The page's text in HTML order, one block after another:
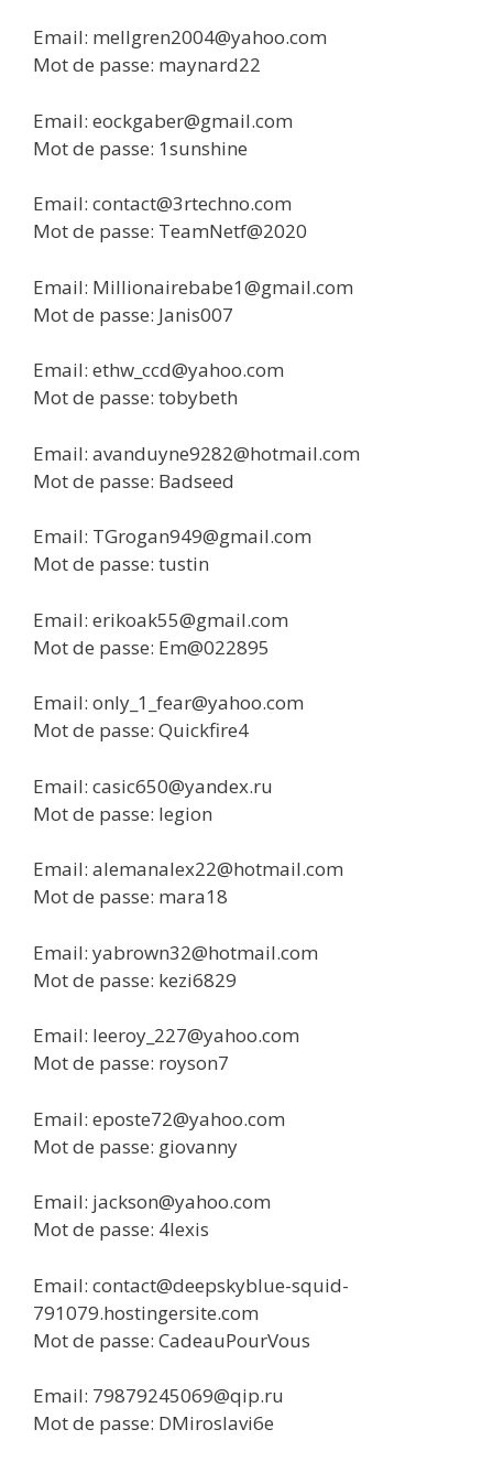
Email: mellgren2004@yahoo.com
Mot de passe: maynard22
Email: eockgaber@gmail.com
Mot de passe: 1sunshine
Email: contact@3rtechno.com
Mot de passe: TeamNetf@2020
Email: Millionairebabe1@gmail.com
Mot de passe: Janis007
Email: ethw_ccd@yahoo.com
Mot de passe: tobybeth
Email: avanduyne9282@hotmail.com
Mot de passe: Badseed
Email: TGrogan949@gmail.com
Mot de passe: tustin
Email: erikoak55@gmail.com
Mot de passe: Em@022895
Email: only_1_fear@yahoo.com
Mot de passe: Quickfire4
Email: casic650@yandex.ru
Mot de passe: legion
Email: alemanalex22@hotmail.com
Mot de passe: mara18
Email: yabrown32@hotmail.com
Mot de passe: kezi6829
Email: leeroy_227@yahoo.com
Mot de passe: royson7
Email: eposte72@yahoo.com
Mot de passe: giovanny
Email: jackson@yahoo.com
Mot de passe: 4lexis
Email: contact@deepskyblue-squid-
791079.hostingersite.com
Mot de passe: CadeauPourVous
Email: 79879245069@qip.ru
Mot de passe: DMiroslavi6e